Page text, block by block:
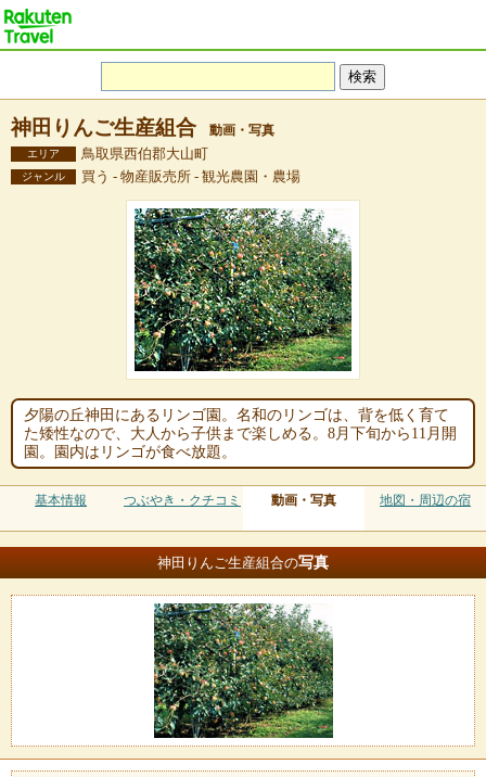
神田りんご生産組合 動画・写真
エリア 鳥取県西伯郡大山町
ジャンル 買う - 物産販売所 - 観光農園・農場
夕陽の丘神田にあるリンゴ園。名和のリンゴは、背を低く育て
た矮性なので、大人から子供まで楽しめる。8月下旬から11月開
園。園内はリンゴが食べ放題。
基本情報 つぶやき・クチコミ 動画・写真 地図・周辺の宿
神田りんご生産組合の写真